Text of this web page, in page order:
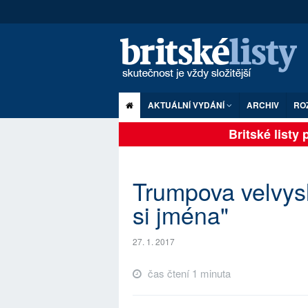
AKTUÁLNÍ VYDÁNÍ ARCHIV
Britské listy
Trumpova
si jména"
27. 1. 2017
čas čtení 1 minuta